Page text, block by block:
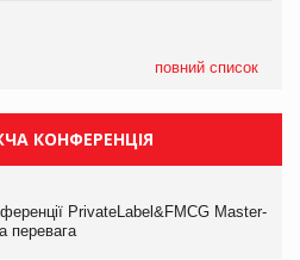
повний список
КОНФЕРЕНЦІЯ
PrivateLabel&FMCG Master-
перевага